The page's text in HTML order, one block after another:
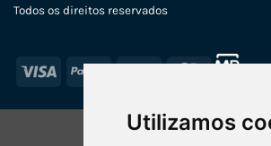
Utilizamos
Todos os direitos reservados
Visa PayPal Stripe